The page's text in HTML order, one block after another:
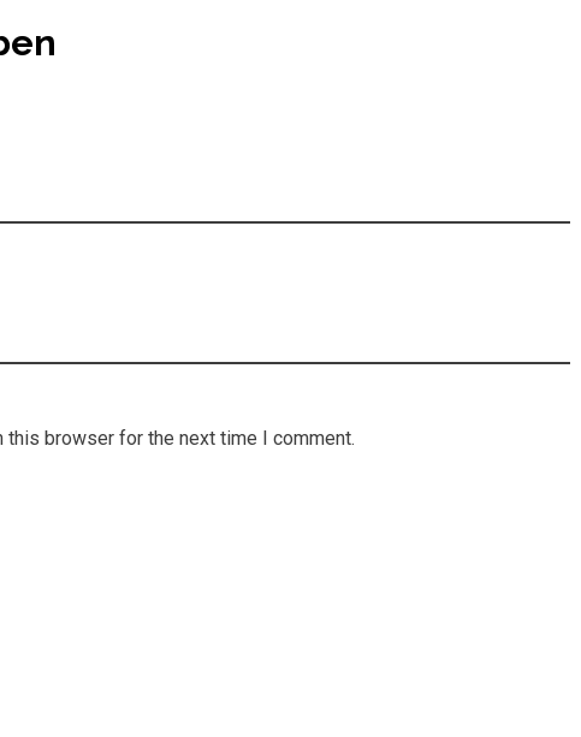
this browser for the next time I comment.